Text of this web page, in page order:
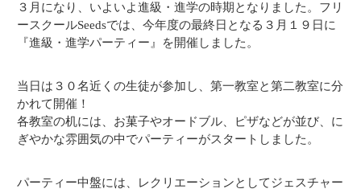
３月になり、いよいよ進級・進学の時期となりました。フリ
ースクールSeedsでは、今年度の最終日となる３月１９日に
『進級・進学パーティー』を開催しました。
当日は３０名近くの生徒が参加し、第一教室と第二教室に分
かれて開催！
各教室の机には、お菓子やオードブル、ピザなどが並び、に
ぎやかな雰囲気の中でパーティーがスタートしました。
パーティー中盤には、レクリエーションとしてジェスチャー